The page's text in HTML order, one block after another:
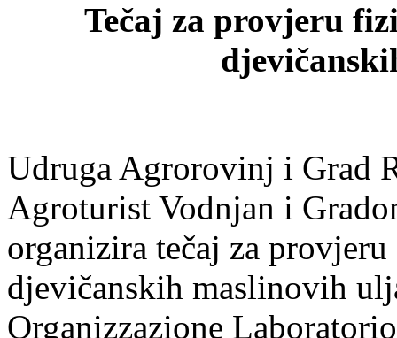
Tečaj za provjeru
Udruga Agrorovinj i Grad
Agroturist Vodnjan i
organizira tečaj za
djevičanskih maslinovih
Organizzazione